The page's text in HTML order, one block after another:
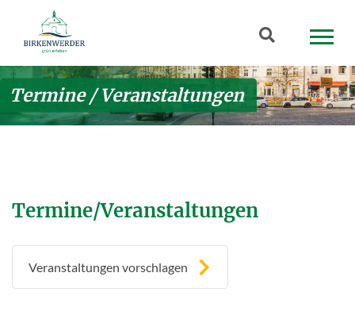
Zum Hauptinhalt springen
Suchbegriff
Termine / Veranstaltungen
Termine/Veranstaltungen
Veranstaltungen vorschlagen